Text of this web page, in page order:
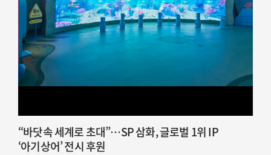
“바닷속 세계로 초대”…SP 삼화, 글로벌 1위 IP
‘아기상어’ 전시 후원